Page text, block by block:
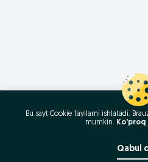
Bu sayt Cookie fayllarni ishlatadi.
mumkin. Ko'proq
Qabul